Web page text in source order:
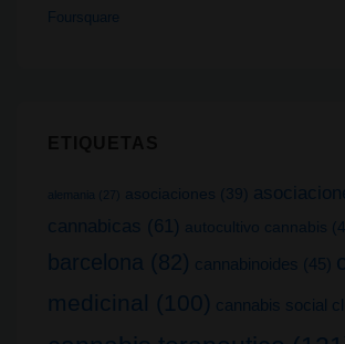
Foursquare
alemania (27) asociaciones (39)
cannabicas (61) autocultivo cannabis
barcelona (82) cannabinoides (45)
medicinal (100) cannabis social